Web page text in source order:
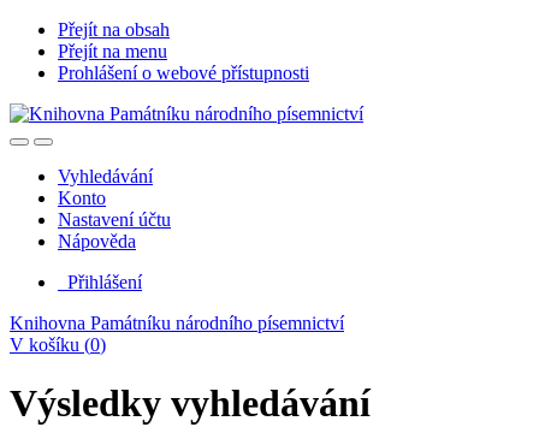
Přejít na obsah
Přejít na menu
Prohlášení o webové přístupnosti
Vyhledávání
Konto
Nastavení účtu
Nápověda
Přihlášení
Knihovna Památníku národního písemnictví
V košíku (0)
Výsledky vyhledávání